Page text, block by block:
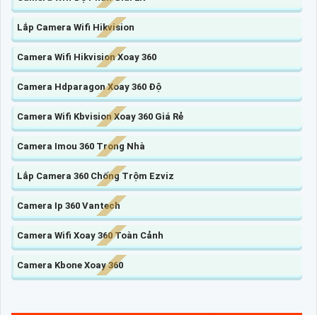
Lắp Camera Wifi Hikvision
Camera Wifi Hikvision Xoay 360
Camera Hdparagon Xoay 360 Độ
Camera Wifi Kbvision Xoay 360 Giá Rẻ
Camera Imou 360 Trong Nhà
Lắp Camera 360 Chống Trộm Ezviz
Camera Ip 360 Vantech
Camera Wifi Xoay 360 Toàn Cảnh
Camera Kbone Xoay 360